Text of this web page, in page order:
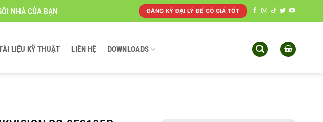
NHÀ CỦA BẠN ĐĂNG KÝ ĐẠI LÝ ĐỂ CÓ GIÁ TỐT
LIỆU KỸ THUẬT LIÊN HỆ DOWNLOADS